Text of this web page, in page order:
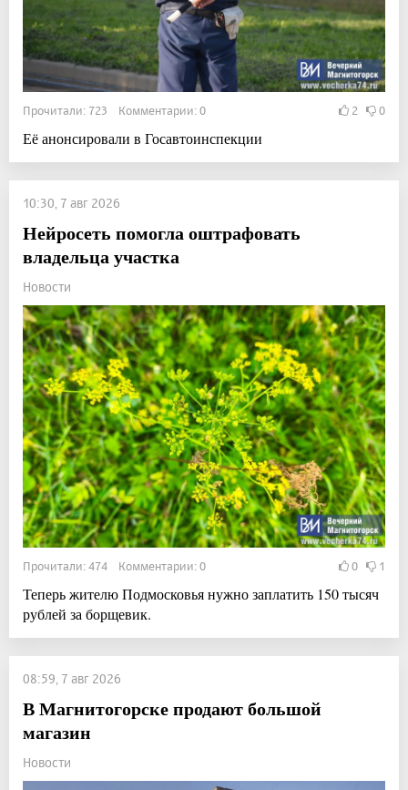
Прочитали: 723 Комментарии: 0 2 0
Её анонсировали в Госавтоинспекции
10:30, 7 авг 2026
Нейросеть помогла оштрафовать
владельца участка
Новости
Прочитали: 474 Комментарии: 0 0 1
Теперь жителю Подмосковья нужно заплатить 150 тысяч
рублей за борщевик.
08:59, 7 авг 2026
В Магнитогорске продают большой
магазин
Новости